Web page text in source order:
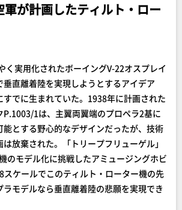
軍が計画したティルト・ロー
実用化されたボーイングV-22オスプレイ
垂直離着陸を実現しようとするアイデア
すでに生まれていた。1938年に計画された
P.1003/1は、主翼両翼端のプロペラ2基に
能とする野心的なデザインだったが、技術
放棄された。「トリープフリューゲル」
のモデル化に挑戦したアミュージングホビ
スケールでこのティルト・ローター機の先
モデルなら垂直離着陸の悲願を実現でき